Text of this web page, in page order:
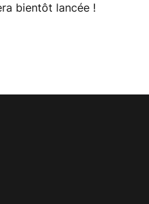
bientôt lancée !